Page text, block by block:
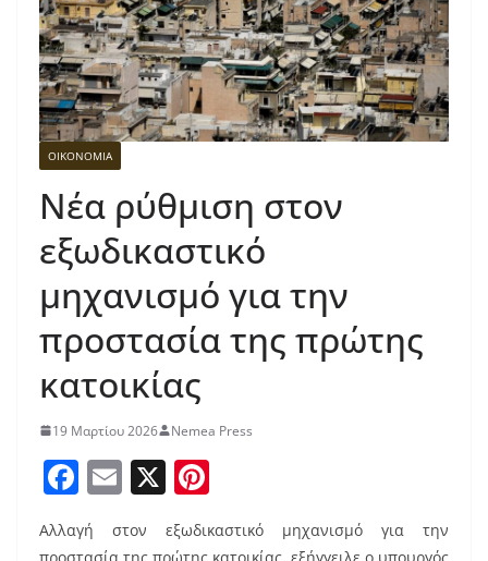
ΟΙΚΟΝΟΜΙΑ
Νέα ρύθμιση στον
εξωδικαστικό
μηχανισμό για την
προστασία της πρώτης
κατοικίας
19 Μαρτίου 2026 Nemea Press
F
a
c
E
ai
X
er
Αλλαγή στον εξωδικαστικό μηχανισμό για την
προστασία της πρώτης κατοικίας, εξήγγειλε ο υπουργός